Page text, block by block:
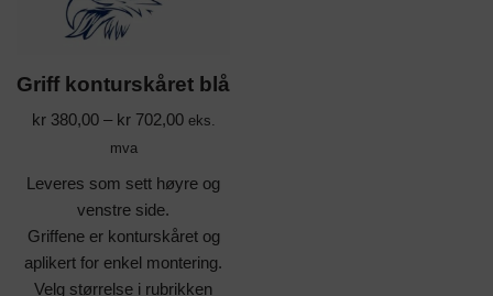
Griff konturskåret blå
kr380,00 – kr702,00 eks.
mva
Leveres som sett høyre og
venstre side.
Griffene er konturskåret og
aplikert for enkel montering.
Velg størrelse i rubrikken